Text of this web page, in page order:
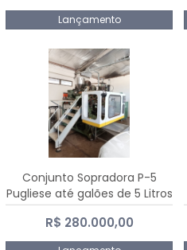
Lançamento
Conjunto Sopradora P-5
Pugliese até galões de 5 Litros
R$ 280.000,00